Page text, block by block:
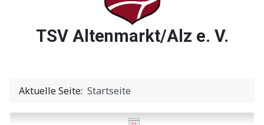
TSV Altenmarkt/Alz e. V.
Aktuelle Seite: Startseite